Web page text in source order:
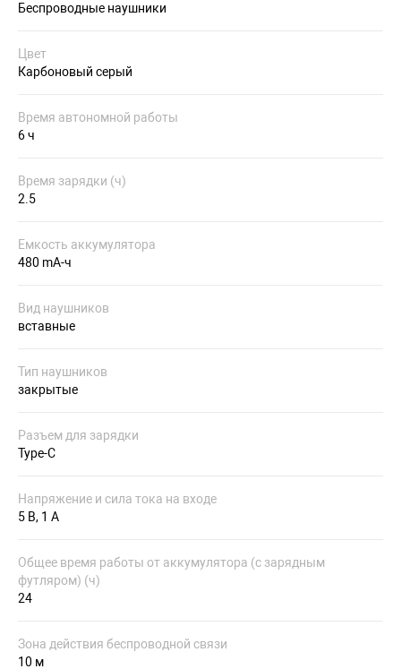
Беспроводные наушники
Цвет
Карбоновый серый
Время автономной работы
6 ч
Время зарядки (ч)
2.5
Емкость аккумулятора
480 mA-ч
Вид наушников
вставные
Тип наушников
закрытые
Разъем для зарядки
Type-C
Напряжение и сила тока на входе
5 В, 1 А
Общее время работы от аккумулятора (с зарядным
футляром) (ч)
24
Зона действия беспроводной связи
10 м